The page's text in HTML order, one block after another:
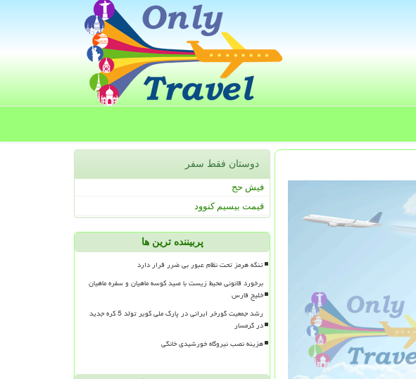
دوستان فقط سفر
فیش حج
قیمت بیسیم کنوود
پربیننده ترین ها
تنگه هرمز تحت نظام عبور بی ضرر قرار دارد
برخورد قانونی محیط زیست با صید کوسه ماهیان و سفره ماهیان
خلیج فارس
رشد جمعیت گورخر ایرانی در پارک ملی کویر تولد 5 کره جدید
در گرمسار
هزینه نصب نیروگاه خورشیدی خانگی